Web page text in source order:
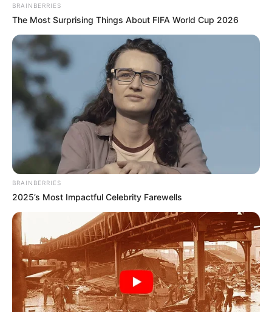
BRAINBERRIES
The Most Surprising Things About FIFA World Cup 2026
BRAINBERRIES
2025’s Most Impactful Celebrity Farewells